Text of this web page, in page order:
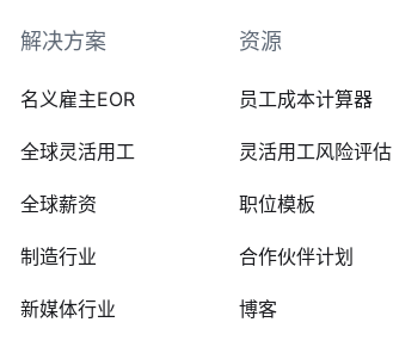
解决方案
名义雇主EOR
全球灵活用工
全球薪资
制造行业
新媒体行业
资源
员工成本计算器
灵活用工风险评估
职位模板
合作伙伴计划
博客